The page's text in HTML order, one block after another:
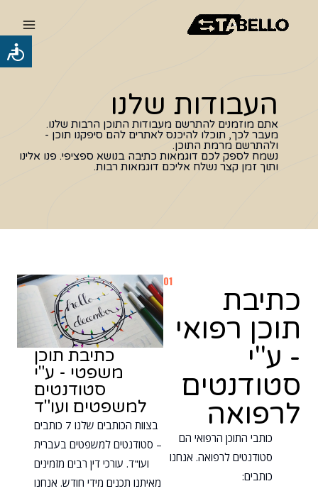
העבודות שלנו
אתם מוזמנים להתרשם מעבודות התוכן הרבות שלנו.
מעבר לכך, תוכלו להיכנס לאתרים להם סיפקנו תוכן -
ולהתרשם מרמת התוכן.
נשמח לספק לכם דוגמאות כתיבה בנושא ספציפי. פנו אלינו
ותוך זמן קצר נשלח אליכם דוגמאות רבות.
01
כתיבת
תוכן רפואי
- ע"י
סטודנטים
לרפואה
כותבי התוכן הרפואי הם
סטודנטים לרפואה. אנחנו
כותבים:
כתיבת תוכן
משפטי - ע"י
סטודנטים
למשפטים ועו"ד
בצוות הכותבים שלנו 7 כותבים
– סטודנטים למשפטים בעברית
ועו"ד. עורכי דין רבים מזמינים
מאיתנו תכנים מידי חודש. אנחנו
נגישות